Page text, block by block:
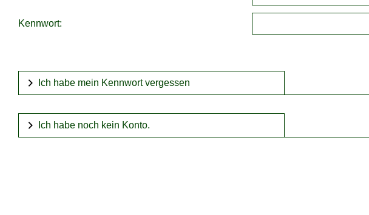
Kennwort:
Ich habe mein Kennwort vergessen
Ich habe noch kein Konto.